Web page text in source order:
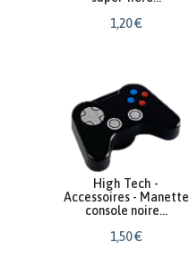
1,20 €
High Tech -
Accessoires - Manette
console noire...
1,50 €